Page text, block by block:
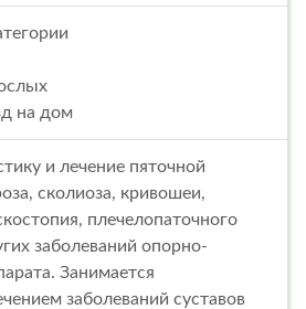
на дом
и лечение пяточной
сколиоза, кривошеи,
плечелопаточного
заболеваний опорно-
Занимается
заболеваний суставов